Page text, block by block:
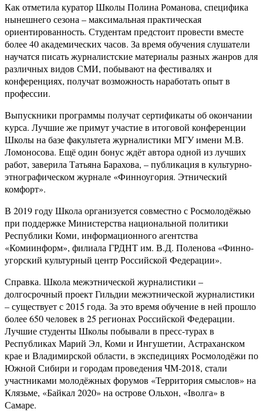
Как отметила куратор Школы Полина Романова, специфика
нынешнего сезона – максимальная практическая
ориентированность. Студентам предстоит провести вместе
более 40 академических часов. За время обучения слушатели
научатся писать журналистские материалы разных жанров для
различных видов СМИ, побывают на фестивалях и
конференциях, получат возможность наработать опыт в
профессии.
Выпускники программы получат сертификаты об окончании
курса. Лучшие же примут участие в итоговой конференции
Школы на базе факультета журналистики МГУ имени М.В.
Ломоносова. Ещё один бонус ждёт автора одной из лучших
работ, заверила Татьяна Барахова, – публикация в культурно-
этнографическом журнале «Финноугория. Этнический
комфорт».
В 2019 году Школа организуется совместно с Росмолодёжью
при поддержке Министерства национальной политики
Республики Коми, информационного агентства
«Комиинформ», филиала ГРДНТ им. В.Д. Поленова «Финно-
угорский культурный центр Российской Федерации».
Справка. Школа межэтнической журналистики –
долгосрочный проект Гильдии межэтнической журналистики
– существует с 2015 года. За это время обучение в ней прошло
более 650 человек в 25 регионах Российской Федерации.
Лучшие студенты Школы побывали в пресс-турах в
Республиках Марий Эл, Коми и Ингушетии, Астраханском
крае и Владимирской области, в экспедициях Росмолодёжи по
Южной Сибири и городам проведения ЧМ-2018, стали
участниками молодёжных форумов «Территория смыслов» на
Клязьме, «Байкал 2020» на острове Ольхон, «Iволга» в
Самаре.